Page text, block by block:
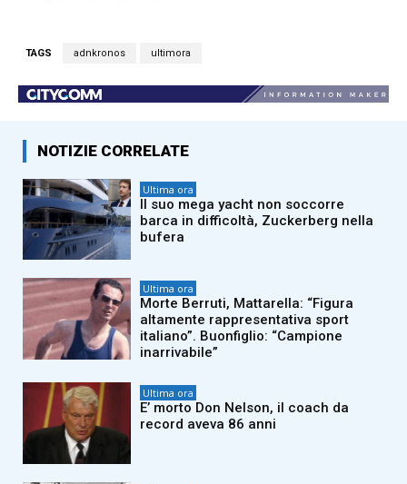
TAGS adnkronos ultimora
NOTIZIE CORRELATE
Ultima ora
Il suo mega yacht non soccorre
barca in difficoltà, Zuckerberg nella
bufera
Ultima ora
Morte Berruti, Mattarella: “Figura
altamente rappresentativa sport
italiano”. Buonfiglio: “Campione
inarrivabile”
Ultima ora
E’ morto Don Nelson, il coach da
record aveva 86 anni